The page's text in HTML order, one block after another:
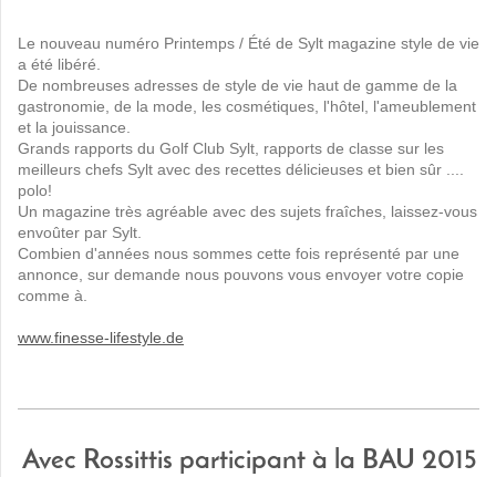
Le nouveau numéro Printemps / Été de Sylt magazine style de vie
a été libéré.
De nombreuses adresses de style de vie haut de gamme de la
gastronomie, de la mode, les cosmétiques, l'hôtel, l'ameublement
et la jouissance.
Grands rapports du Golf Club Sylt, rapports de classe sur les
meilleurs chefs Sylt avec des recettes délicieuses et bien sûr ....
polo!
Un magazine très agréable avec des sujets fraîches, laissez-vous
envoûter par Sylt.
Combien d'années nous sommes cette fois représenté par une
annonce, sur demande nous pouvons vous envoyer votre copie
comme à.
www.finesse-lifestyle.de
Avec Rossittis participant à la BAU 2015